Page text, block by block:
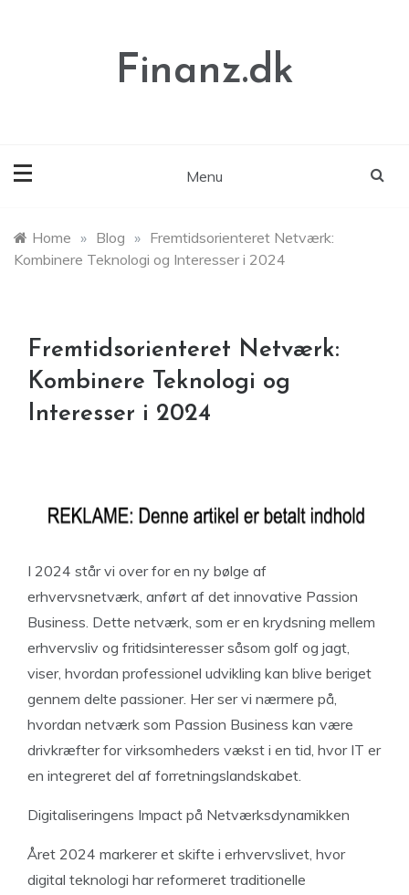
Finanz.dk
Menu
Home » Blog » Fremtidsorienteret Netværk:
Kombinere Teknologi og Interesser i 2024
Fremtidsorienteret Netværk:
Kombinere Teknologi og
Interesser i 2024
I 2024 står vi over for en ny bølge af
erhvervsnetværk, anført af det innovative Passion
Business. Dette netværk, som er en krydsning mellem
erhvervsliv og fritidsinteresser såsom golf og jagt,
viser, hvordan professionel udvikling kan blive beriget
gennem delte passioner. Her ser vi nærmere på,
hvordan netværk som Passion Business kan være
drivkræfter for virksomheders vækst i en tid, hvor IT er
en integreret del af forretningslandskabet.
Digitaliseringens Impact på Netværksdynamikken
Året 2024 markerer et skifte i erhvervslivet, hvor
digital teknologi har reformeret traditionelle